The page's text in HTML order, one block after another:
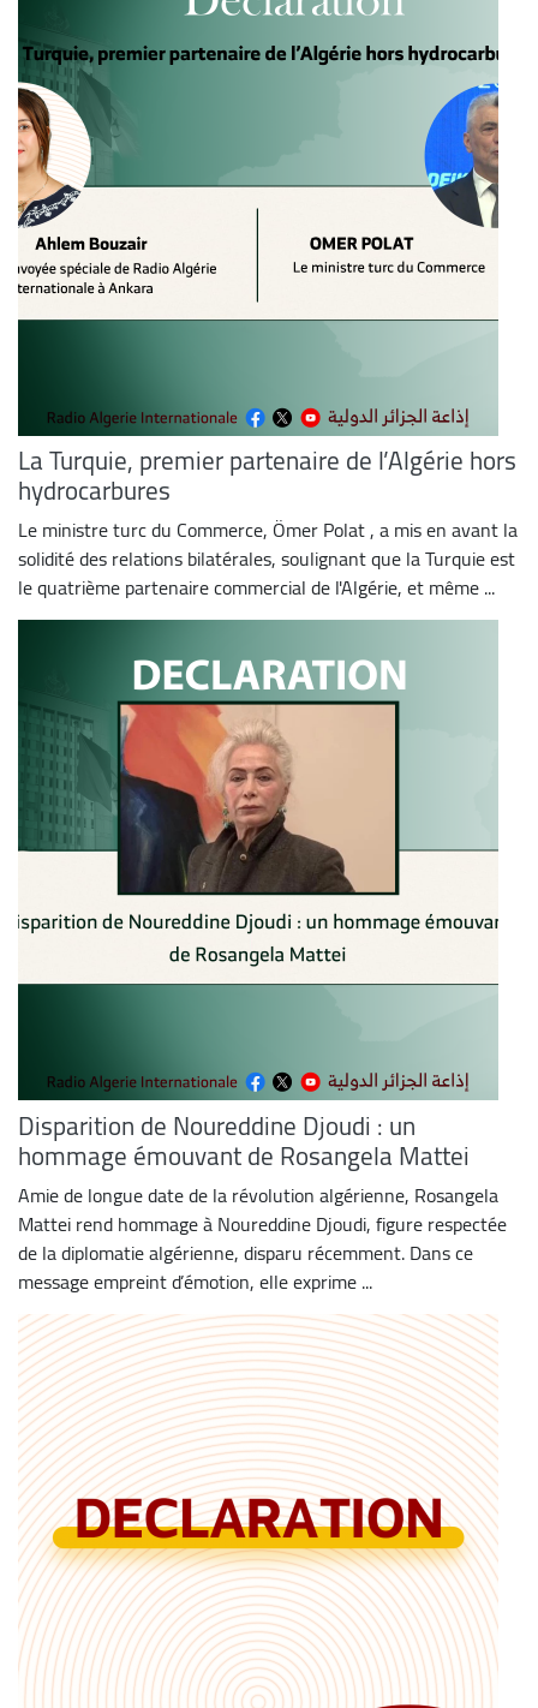
La Turquie, premier partenaire de l’Algérie hors
hydrocarbures
Le ministre turc du Commerce, Ömer Polat , a mis en avant la
solidité des relations bilatérales, soulignant que la Turquie est
le quatrième partenaire commercial de l'Algérie, et même ...
Disparition de Noureddine Djoudi : un
hommage émouvant de Rosangela Mattei
Amie de longue date de la révolution algérienne, Rosangela
Mattei rend hommage à Noureddine Djoudi, figure respectée
de la diplomatie algérienne, disparu récemment. Dans ce
message empreint d’émotion, elle exprime ...